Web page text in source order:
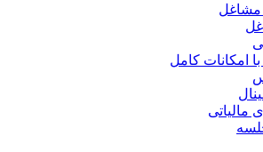
کامل